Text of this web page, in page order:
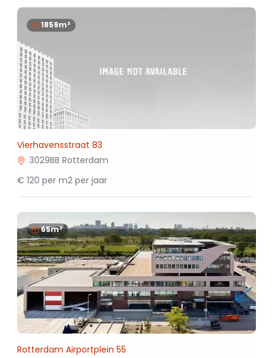
1859m²
Vierhavensstraat 83
3029BB Rotterdam
€ 120 per m2 per jaar
65m²
Rotterdam Airportplein 55